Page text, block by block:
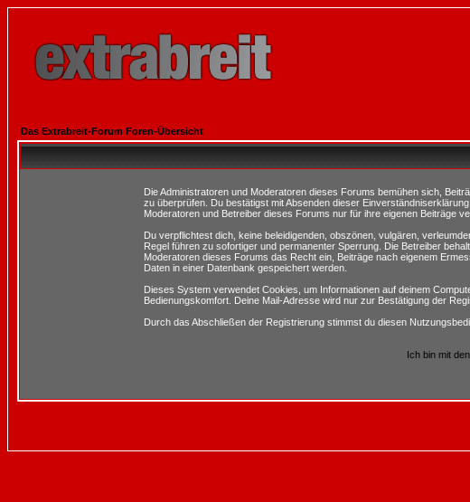
Das Extrabreit-Forum Foren-Übersicht
Die Administratoren und Moderatoren dieses Forums bemühen sich,
zu überprüfen. Du bestätigst mit Absenden dieser
Moderatoren und Betreiber dieses Forums nur für ihre eigenen Beiträge
Du verpflichtest dich, keine beleidigenden, obszönen, vulgären,
Regel führen zu sofortiger und permanenter Sperrung. Die Betreiber
Moderatoren dieses Forums das Recht ein, Beiträge nach eigenem
Daten in einer Datenbank gespeichert werden.
Dieses System verwendet Cookies, um Informationen auf deinem
Bedienungskomfort. Deine Mail-Adresse wird nur zur Bestätigung der
Durch das Abschließen der Registrierung stimmst du diesen
Ich bin mit